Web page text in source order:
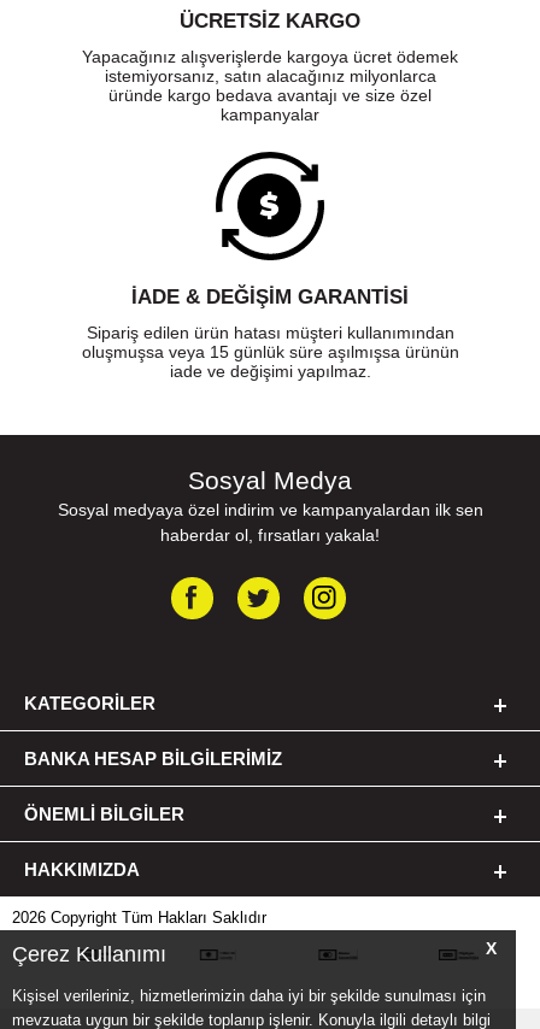
X
Çerez Kullanımı
Kişisel verileriniz, hizmetlerimizin daha iyi bir şekilde sunulması için
mevzuata uygun bir şekilde toplanıp işlenir. Konuyla ilgili detaylı bilgi
ÜCRETSIZ KARGO
Yapacağınız alışverişlerde kargoya ücret ödemek
istemiyorsanız, satın alacağınız milyonlarca
üründe kargo bedava avantajı ve size özel
kampanyalar
İADE & DEĞİŞİM GARANTİSİ
Sipariş edilen ürün hatası müşteri kullanımından
oluşmuşsa veya 15 günlük süre aşılmışsa ürünün
iade ve değişimi yapılmaz.
Sosyal Medya
Sosyal medyaya özel indirim ve kampanyalardan ilk sen
haberdar ol, fırsatları yakala!
KATEGORILER
BANKA HESAP BILGILERIMIZ
ÖNEMLI BILGILER
HAKKIMIZDA
2026 Copyright Tüm Hakları Saklıdır